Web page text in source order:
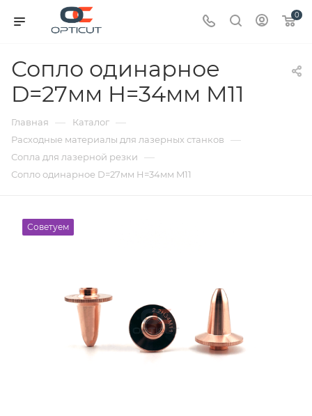
0
Сопло одинарное
D=27мм H=34мм M11
Главная — Каталог —
Расходные материалы для лазерных станков —
Сопла для лазерной резки —
Сопло одинарное D=27мм H=34мм M11
Советуем